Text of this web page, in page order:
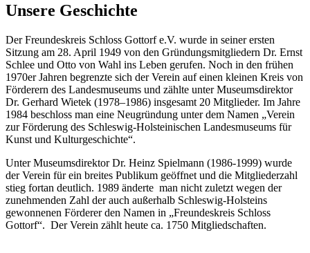
Unsere Geschichte
Der Freundeskreis Schloss Gottorf e.V. wurde in seiner ersten
Sitzung am 28. April 1949 von den Gründungsmitgliedern Dr. Ernst
Schlee und Otto von Wahl ins Leben gerufen. Noch in den frühen
1970er Jahren begrenzte sich der Verein auf einen kleinen Kreis von
Förderern des Landesmuseums und zählte unter Museumsdirektor
Dr. Gerhard Wietek (1978–1986) insgesamt 20 Mitglieder. Im Jahre
1984 beschloss man eine Neugründung unter dem Namen „Verein
zur Förderung des Schleswig-Holsteinischen Landesmuseums für
Kunst und Kulturgeschichte“.
Unter Museumsdirektor Dr. Heinz Spielmann (1986-1999) wurde
der Verein für ein breites Publikum geöffnet und die Mitgliederzahl
stieg fortan deutlich. 1989 änderte man nicht zuletzt wegen der
zunehmenden Zahl der auch außerhalb Schleswig-Holsteins
gewonnenen Förderer den Namen in „Freundeskreis Schloss
Gottorf“. Der Verein zählt heute ca. 1750 Mitgliedschaften.